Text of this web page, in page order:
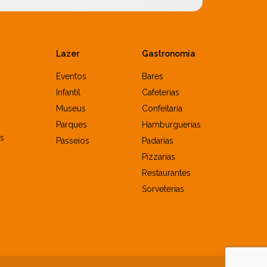
Lazer
Eventos
Infantil
Museus
Parques
Passeios
Gastronomia
Bares
Cafeterias
Confeitaria
Hamburguerias
Padarias
Pizzarias
Restaurantes
Sorveterias